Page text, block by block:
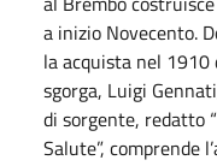
a inizio Novecento.
la acquista nel
sgorga, Luigi
di sorgente, redatto
Salute”, comprende